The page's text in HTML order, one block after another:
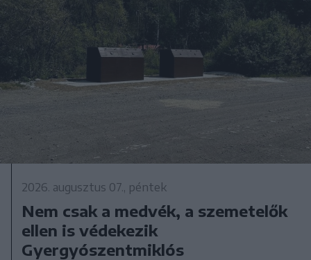
2026. augusztus 07., péntek
Nem csak a medvék, a szemetelők
ellen is védekezik
Gyergyószentmiklós